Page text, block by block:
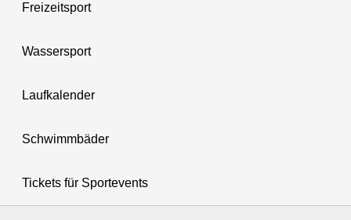
Freizeitsport
Wassersport
Laufkalender
Schwimmbäder
Tickets für Sportevents